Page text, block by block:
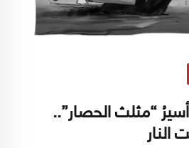
“مثلث الحصار”..
النار